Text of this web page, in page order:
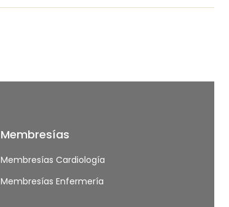
Membresías
Membresías Cardiología
Membresías Enfermería